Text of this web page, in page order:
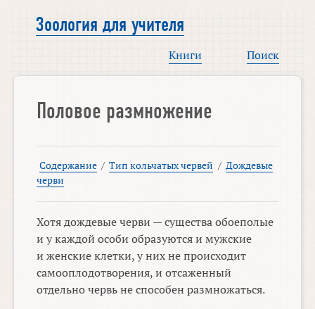
Зоология для учителя
Книги Поиск
Половое размножение
Содержание / Тип кольчатых червей / Дождевые
черви
Хотя дождевые черви — существа обоеполые
и у каждой особи образуются и мужские
и женские клетки, у них не происходит
самооплодотворения, и отсаженный
отдельно червь не способен размножаться.